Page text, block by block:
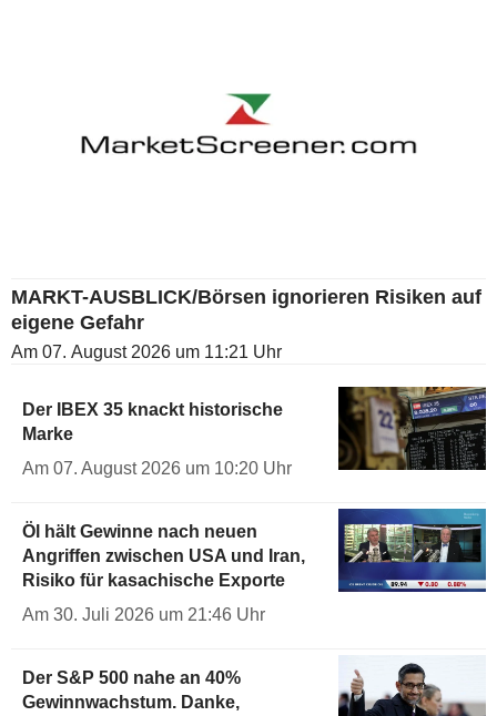
MARKT-AUSBLICK/Börsen ignorieren Risiken auf
eigene Gefahr
Am 07. August 2026 um 11:21 Uhr
Der IBEX 35 knackt historische
Marke
Am 07. August 2026 um 10:20 Uhr
Öl hält Gewinne nach neuen
Angriffen zwischen USA und Iran,
Risiko für kasachische Exporte
Am 30. Juli 2026 um 21:46 Uhr
Der S&P 500 nahe an 40%
Gewinnwachstum. Danke,